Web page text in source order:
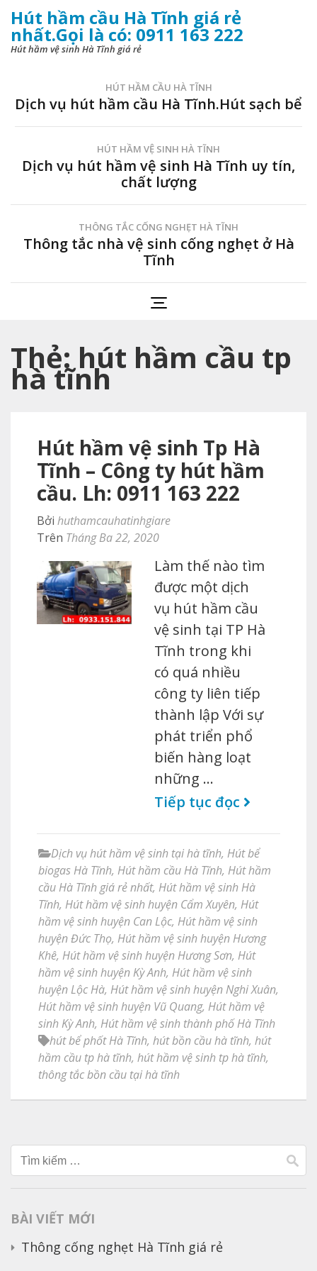
Hút hầm cầu Hà Tĩnh giá rẻ
nhất.Gọi là có: 0911 163 222
Hút hầm vệ sinh Hà Tĩnh giá rẻ
HÚT HẦM CẦU HÀ TĨNH
Dịch vụ hút hầm cầu Hà Tĩnh.Hút sạch bể
HÚT HẦM VỆ SINH HÀ TĨNH
Dịch vụ hút hầm vệ sinh Hà Tĩnh uy tín,
chất lượng
THÔNG TẮC CỐNG NGHẸT HÀ TĨNH
Thông tắc nhà vệ sinh cống nghẹt ở Hà
Tĩnh
Thẻ:hút hầm cầu tp
hà tĩnh
Hút hầm vệ sinh Tp Hà
Tĩnh – Công ty hút hầm
cầu. Lh: 0911 163 222
Bởi huthamcauhatinhgiare
Trên Tháng Ba 22, 2020
Làm thế nào tìm
được một dịch
vụ hút hầm cầu
vệ sinh tại TP Hà
Tĩnh trong khi
có quá nhiều
công ty liên tiếp
thành lập Với sự
phát triển phổ
biến hàng loạt
những …
Tiếp tục đọc
Dịch vụ hút hầm vệ sinh tại hà tĩnh, Hút bể
biogas Hà Tĩnh, Hút hầm cầu Hà Tĩnh, Hút hầm
cầu Hà Tĩnh giá rẻ nhất, Hút hầm vệ sinh Hà
Tĩnh, Hút hầm vệ sinh huyện Cẩm Xuyên, Hút
hầm vệ sinh huyện Can Lộc, Hút hầm vệ sinh
huyện Đức Thọ, Hút hầm vệ sinh huyện Hương
Khê, Hút hầm vệ sinh huyện Hương Sơn, Hút
hầm vệ sinh huyện Kỳ Anh, Hút hầm vệ sinh
huyện Lộc Hà, Hút hầm vệ sinh huyện Nghi Xuân,
Hút hầm vệ sinh huyện Vũ Quang, Hút hầm vệ
sinh Kỳ Anh, Hút hầm vệ sinh thành phố Hà Tĩnh
hút bể phốt Hà Tĩnh, hút bồn cầu hà tĩnh, hút
hầm cầu tp hà tĩnh, hút hầm vệ sinh tp hà tĩnh,
thông tắc bồn cầu tại hà tĩnh
Tìm
kiếm
BÀI VIẾT MỚI
Thông cống nghẹt Hà Tĩnh giá rẻ